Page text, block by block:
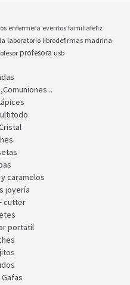
enfermera eventos familiafeliz
laboratorio librodefirmas madrina
profesora usb
caramelos
joyería
cutter
portatil